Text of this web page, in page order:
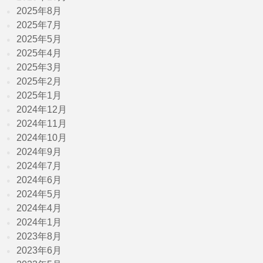
2025年8月
2025年7月
2025年5月
2025年4月
2025年3月
2025年2月
2025年1月
2024年12月
2024年11月
2024年10月
2024年9月
2024年7月
2024年6月
2024年5月
2024年4月
2024年1月
2023年8月
2023年6月